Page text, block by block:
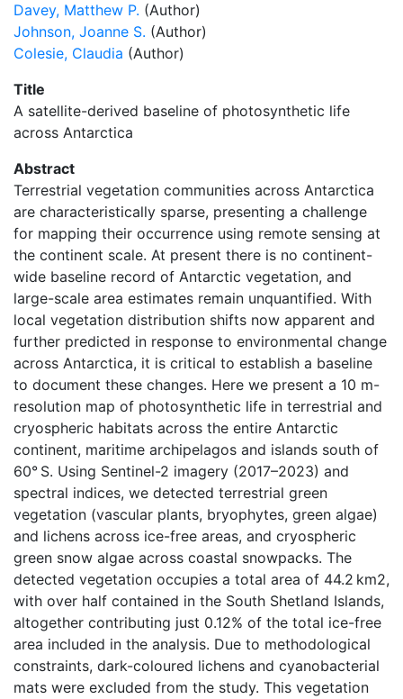
Davey, Matthew P. (Author)
Johnson, Joanne S. (Author)
Colesie, Claudia (Author)
Title
A satellite-derived baseline of photosynthetic life
across Antarctica
Abstract
Terrestrial vegetation communities across Antarctica
are characteristically sparse, presenting a challenge
for mapping their occurrence using remote sensing at
the continent scale. At present there is no continent-
wide baseline record of Antarctic vegetation, and
large-scale area estimates remain unquantified. With
local vegetation distribution shifts now apparent and
further predicted in response to environmental change
across Antarctica, it is critical to establish a baseline
to document these changes. Here we present a 10 m-
resolution map of photosynthetic life in terrestrial and
cryospheric habitats across the entire Antarctic
continent, maritime archipelagos and islands south of
60° S. Using Sentinel-2 imagery (2017–2023) and
spectral indices, we detected terrestrial green
vegetation (vascular plants, bryophytes, green algae)
and lichens across ice-free areas, and cryospheric
green snow algae across coastal snowpacks. The
detected vegetation occupies a total area of 44.2 km2,
with over half contained in the South Shetland Islands,
altogether contributing just 0.12% of the total ice-free
area included in the analysis. Due to methodological
constraints, dark-coloured lichens and cyanobacterial
mats were excluded from the study. This vegetation